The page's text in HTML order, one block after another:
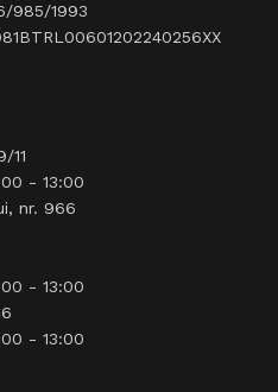
985/1993
11
- 13:00
nr. 966
- 13:00
- 13:00